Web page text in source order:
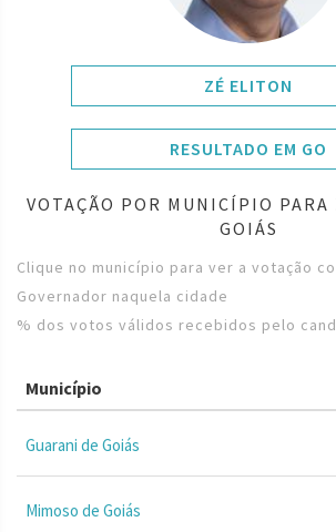
ZÉ ELITON
RESULTADO EM GO
VOTAÇÃO POR MUNICÍPIO
GOIÁS
Clique no município para ver a votação
Governador naquela cidade
% dos votos válidos recebidos pelo
Município
Guarani de Goiás
Mimoso de Goiás